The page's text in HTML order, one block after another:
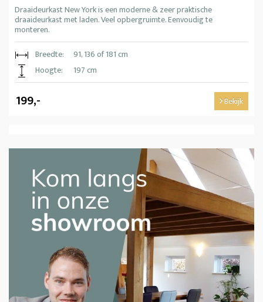
Draaideurkast New York is een moderne & zeer praktische
draaideurkast met laden. Veel opbergruimte. Eenvoudig te
monteren.
Breedte:
91, 136 of 181 cm
Hoogte:
197 cm
199,- Bekijk